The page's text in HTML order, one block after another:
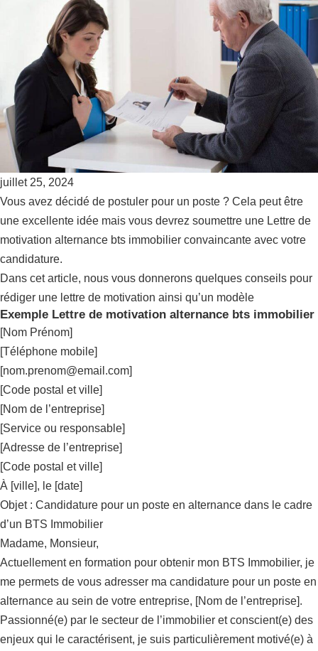
juillet 25, 2024
Vous avez décidé de postuler pour un poste ? Cela peut être
une excellente idée mais vous devrez soumettre une Lettre de
motivation alternance bts immobilier convaincante avec votre
candidature.
Dans cet article, nous vous donnerons quelques conseils pour
rédiger une lettre de motivation ainsi qu’un modèle
Exemple Lettre de motivation alternance bts immobilier
[Nom Prénom]
[Téléphone mobile]
[nom.prenom@email.com]
[Code postal et ville]
[Nom de l’entreprise]
[Service ou responsable]
[Adresse de l’entreprise]
[Code postal et ville]
À [ville], le [date]
Objet : Candidature pour un poste en alternance dans le cadre
d’un BTS Immobilier
Madame, Monsieur,
Actuellement en formation pour obtenir mon BTS Immobilier, je
me permets de vous adresser ma candidature pour un poste en
alternance au sein de votre entreprise, [Nom de l’entreprise].
Passionné(e) par le secteur de l’immobilier et conscient(e) des
enjeux qui le caractérisent, je suis particulièrement motivé(e) à